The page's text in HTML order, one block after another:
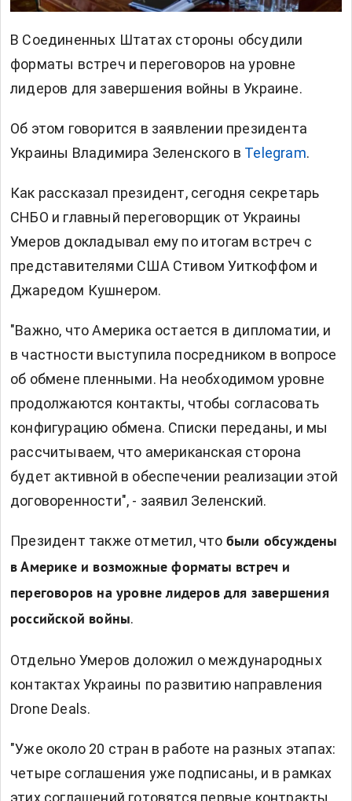
В Соединенных Штатах стороны обсудили
форматы встреч и переговоров на уровне
лидеров для завершения войны в Украине.
Об этом говорится в заявлении президента
Украины Владимира Зеленского в Telegram.
Как рассказал президент, сегодня секретарь
СНБО и главный переговорщик от Украины
Умеров докладывал ему по итогам встреч с
представителями США Стивом Уиткоффом и
Джаредом Кушнером.
"Важно, что Америка остается в дипломатии, и
в частности выступила посредником в вопросе
об обмене пленными. На необходимом уровне
продолжаются контакты, чтобы согласовать
конфигурацию обмена. Списки переданы, и мы
рассчитываем, что американская сторона
будет активной в обеспечении реализации этой
договоренности", - заявил Зеленский.
Президент также отметил, что были обсуждены
в Америке и возможные форматы встреч и
переговоров на уровне лидеров для завершения
российской войны.
Отдельно Умеров доложил о международных
контактах Украины по развитию направления
Drone Deals.
"Уже около 20 стран в работе на разных этапах:
четыре соглашения уже подписаны, и в рамках
этих соглашений готовятся первые контракты,